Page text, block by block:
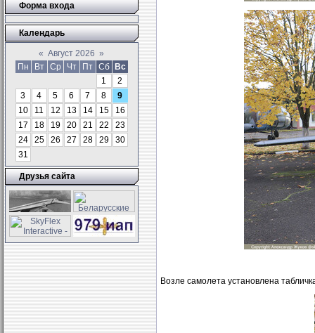
Форма входа
Календарь
« Август 2026 »
Пн
Вт Ср Чт Пт Сб
Вс
1
2
3
4 5 6 7 8
9
10
11 12 13 14 15
16
17
18 19 20 21 22
23
24
25 26 27 28 29
30
31
Друзья сайта
Возле самолета установлена